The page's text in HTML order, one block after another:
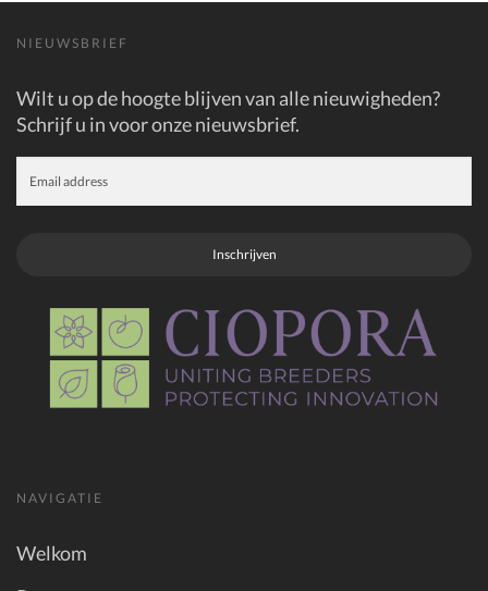
NIEUWSBRIEF
Wilt u op de hoogte blijven van alle nieuwigheden?
Schrijf u in voor onze nieuwsbrief.
Inschrijven
NAVIGATIE
Welkom